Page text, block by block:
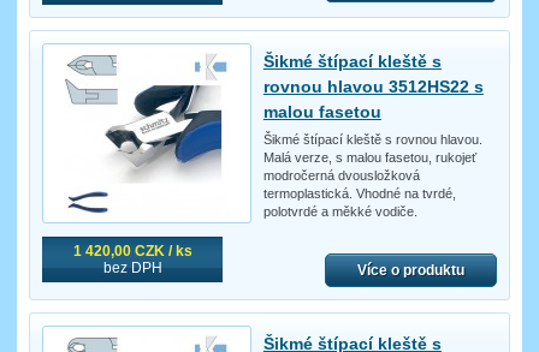
1 420,00 CZK / ks
bez DPH
Šikmé štípací kleště s
rovnou hlavou 3512HS22 s
malou fasetou
Šikmé štípací kleště s rovnou hlavou.
Malá verze, s malou fasetou, rukojeť
modročerná dvousložková
termoplastická. Vhodné na tvrdé,
polotvrdé a měkké vodiče.
Více o produktu
Šikmé štípací kleště s